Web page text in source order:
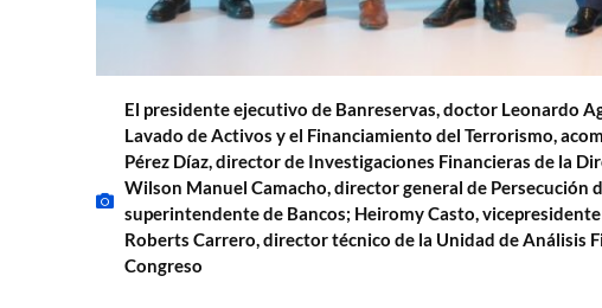
El presidente ejecutivo de Banreservas, doctor Leonardo
Lavado de Activos y el Financiamiento del Terrorismo,
Pérez Díaz, director de Investigaciones Financieras de la
Wilson Manuel Camacho, director general de
superintendente de Bancos; Heiromy Casto,
Roberts Carrero, director técnico de la Unidad de Análisis
Congreso